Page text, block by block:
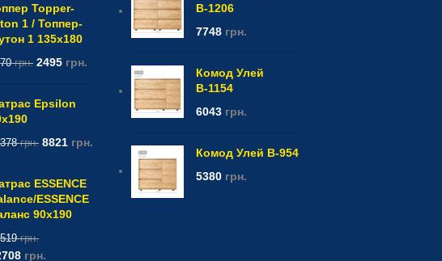
Topper-
1 / Топпер-
1 135x180
грн. 2495 грн.
Epsilon
грн. 8821 грн.
ESSENCE
ESSENCE
90x190
грн.
грн.
В-1206
7748 грн.
Комод Улей
В-1154
6043 грн.
Комод Улей В-954
5380 грн.